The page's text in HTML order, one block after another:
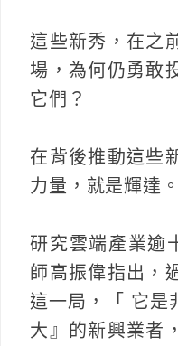
這些新秀，在之
場，為何仍勇敢
它們？
在背後推動這些
力量，就是輝達。
研究雲端產業逾
師高振偉指出，
這一局，「 它是
大』的新興業者